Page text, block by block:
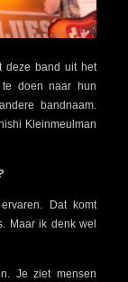
deze band uit het
doen naar hun
bandnaam.
Kleinmeulman
Dat komt
Maar ik denk wel
Je ziet mensen